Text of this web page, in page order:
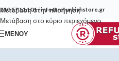
Μετάβαση στην πλοήγηση
Μετάβαση στο κύριο περιεχόμενο
210 57 11 101|info@refurbishstore.gr
ΜΕΝΟΎ